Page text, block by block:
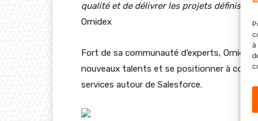
à
qualité et de délivrer les projets définis
Ornidex
Fort de sa communauté d’experts,
nouveaux talents et se positionner à court
services autour de Salesforce.